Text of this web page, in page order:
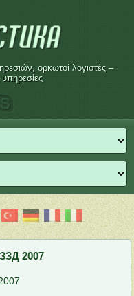
ορκωτοί λογιστές –
υπηρεσίες
2007